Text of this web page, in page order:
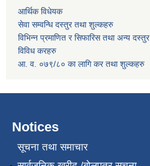
आर्थिक विधेयक
सेवा सम्वन्धि दस्तुर तथा शुल्कहरु
विभिन्न प्रमाणित र सिफारिस तथा अन्य दस्तुर
विविध करहरु
आ. व. ०७९/८० का लागि कर तथा शुल्कहरु
Notices
सूचना तथा समाचार